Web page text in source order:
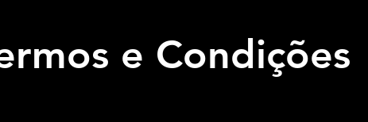
e Condições